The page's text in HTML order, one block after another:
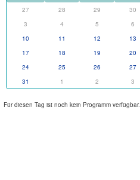
27
28 29 30
3
4 5 6
10
11 12 13
17
18 19 20
24
25 26 27
31
1 2 3
Für diesen Tag ist noch kein Programm verfügbar.